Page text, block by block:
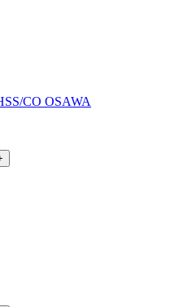
CO OSAWA